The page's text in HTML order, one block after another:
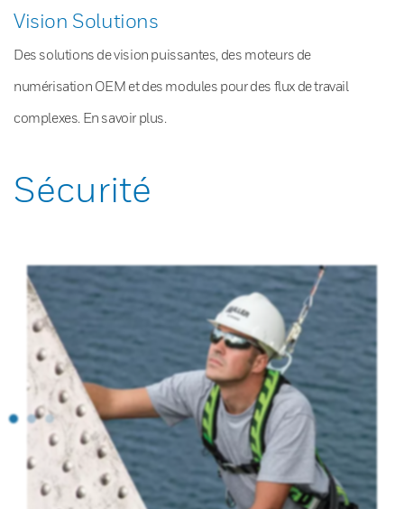
Vision Solutions
Des solutions de vision puissantes, des moteurs de
numérisation OEM et des modules pour des flux de travail
complexes. En savoir plus.
Sécurité